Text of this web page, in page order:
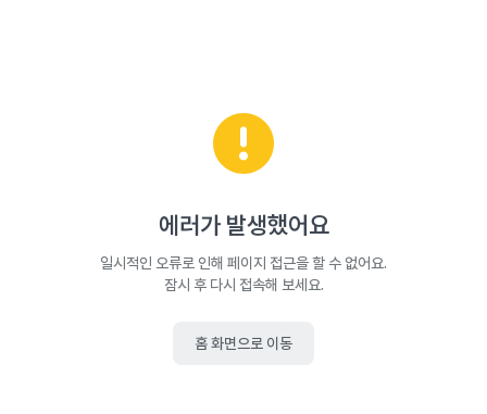
에러가 발생했어요
일시적인 오류로 인해 페이지 접근을 할 수 없어요.
잠시 후 다시 접속해 보세요.
홈 화면으로 이동